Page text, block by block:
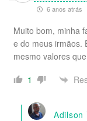
6 anos atrás
Muito bom, minha
e do meus irmãos.
mesmo valores
1
Adilson